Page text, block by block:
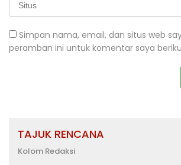
Simpan nama, email, dan situs web
peramban ini untuk komentar saya
TAJUK RENCANA
Kolom Redaksi